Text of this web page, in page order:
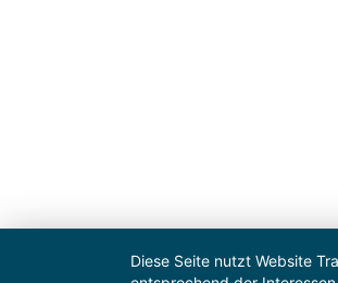
Diese Seite nutzt Website